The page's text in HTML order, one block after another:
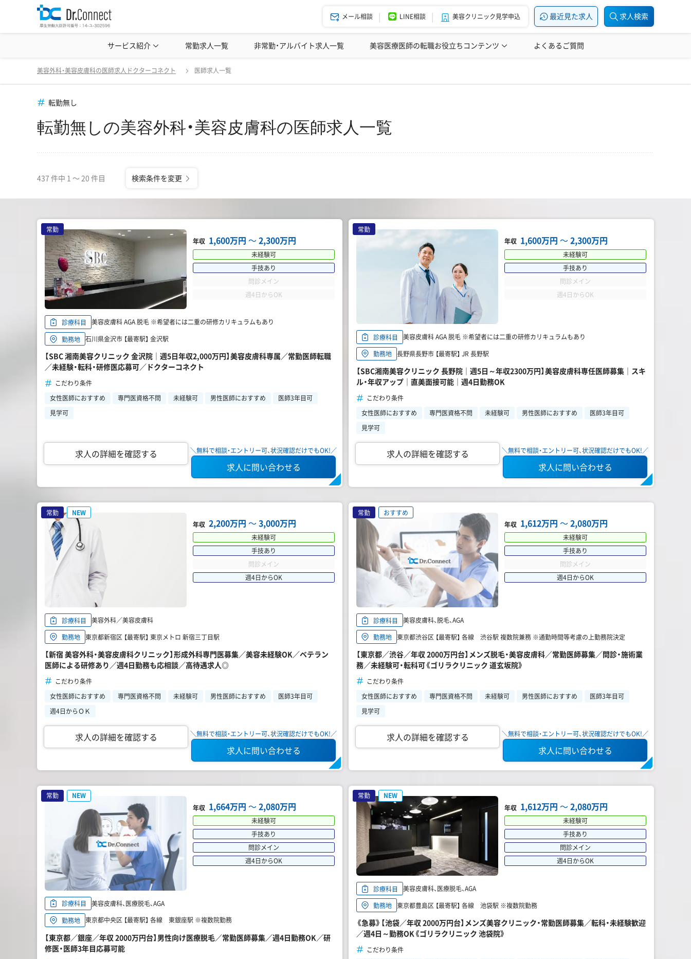
メール相談 LINE相談 美容クリニック見学申込 最近見た求人 求人検索
サービス紹介 ドクターコネクトの強み エージェント紹介
常勤求人一覧 非常勤・アルバイト求人一覧 美容医療医師の転職お役立ちコンテンツ
美容クリニック見学・研修情報 美容外科・美容皮膚科の医師転職体験談 美容クリニックインタビュー 美容医療の転職お役立ち記事 美容医療辞典
よくあるご質問
美容外科・美容皮膚科の医師求人ドクターコネクト 医師求人一覧
転勤無し
転勤無しの美容外科・美容皮膚科の医師求人一覧
437 件中 1 〜 20 件目 検索条件を変更
転勤無しの美容外科・美容皮膚科の医師求人一覧 変更
常勤
年収 1,600万円 〜2,300万円
未経験可
手技あり
問診メイン
週4日からOK
診療科目
美容皮膚科 AGA 脱毛 ※希望者には二重の研修カリキュラムもあり
勤務地 石川県金沢市 【最寄駅】 金沢駅
【SBC 湘南美容クリニック 金沢院｜週5日年収2,000万円】美容皮膚科専属／常勤医師転職
／未経験・転科・研修医応募可／ドクターコネクト
こだわり条件
女性医師におすすめ
専門医資格不問 未経験可 男性医師におすすめ
医師3年目可
見学可
求人の詳細を確認する ＼無料で相談・エントリー可、状況確認だけでもOK!／
求人に問い合わせる
常勤
年収 1,600万円 〜2,300万円
未経験可
手技あり
問診メイン
週4日からOK
診療科目
美容皮膚科 AGA 脱毛 ※希望者には二重の研修カリキュラムもあり
勤務地 長野県長野市 【最寄駅】 JR 長野駅
【SBC湘南美容クリニック 長野院｜週5日～年収2300万円】美容皮膚科専任医師募集｜スキ
ル・年収アップ｜直美面接可能｜週4日勤務OK
こだわり条件
女性医師におすすめ
専門医資格不問 未経験可 男性医師におすすめ
医師3年目可
見学可
求人の詳細を確認する ＼無料で相談・エントリー可、状況確認だけでもOK!／
求人に問い合わせる
常勤
NEW
年収 2,200万円 〜3,000万円
未経験可
手技あり
問診メイン
週4日からOK
診療科目
美容外科／美容皮膚科
勤務地 東京都新宿区 【最寄駅】 東京メトロ 新宿三丁目駅
【新宿 美容外科・美容皮膚科クリニック】形成外科専門医募集／美容未経験OK／ベテラン
医師による研修あり／週4日勤務も応相談／高待遇求人◎
こだわり条件
女性医師におすすめ
専門医資格不問 未経験可 男性医師におすすめ
医師3年目可
週4日からＯＫ
求人の詳細を確認する ＼無料で相談・エントリー可、状況確認だけでもOK!／
求人に問い合わせる
常勤
おすすめ
年収 1,612万円 〜2,080万円
未経験可
手技あり
問診メイン
週4日からOK
診療科目
美容皮膚科、脱毛、AGA
勤務地 東京都渋谷区 【最寄駅】 各線 渋谷駅 複数院兼務 ※通勤時間等考慮の上勤務院決定
【東京都／渋谷／年収 2000万円台】メンズ脱毛・美容皮膚科／常勤医師募集／問診・施術業
務／未経験可・転科可《ゴリラクリニック 道玄坂院》
こだわり条件
女性医師におすすめ
専門医資格不問 未経験可 男性医師におすすめ
医師3年目可
見学可
求人の詳細を確認する ＼無料で相談・エントリー可、状況確認だけでもOK!／
求人に問い合わせる
常勤
NEW
年収 1,664万円 〜2,080万円
未経験可
手技あり
問診メイン
週4日からOK
診療科目
美容皮膚科、医療脱毛、AGA
勤務地 東京都中央区 【最寄駅】 各線 東銀座駅 ※複数院勤務
【東京都／銀座／年収 2000万円台】男性向け医療脱毛／常勤医師募集／週4日勤務OK／研
修医・医師3年目応募可能
常勤
NEW
年収 1,612万円 〜2,080万円
未経験可
手技あり
問診メイン
週4日からOK
診療科目
美容皮膚科、医療脱毛、AGA
勤務地 東京都豊島区 【最寄駅】 各線 池袋駅 ※複数院勤務
《急募》【池袋／年収 2000万円台】メンズ美容クリニック・常勤医師募集／転科・未経験歓迎
／週4日～勤務OK《ゴリラクリニック 池袋院》
こだわり条件